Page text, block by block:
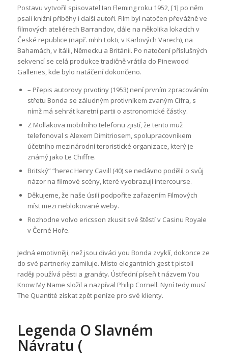
Postavu vytvořil spisovatel Ian Fleming roku 1952, [1] po něm
psali knižní příběhy i další autoři. Film byl natočen převážně ve
filmových ateliérech Barrandov, dále na několika lokacích v
České republice (např. mhh Lokti, v Karlových Varech), na
Bahamách, v Itálii, Německu a Británii. Po natočení příslušných
sekvencí se celá produkce tradičně vrátila do Pinewood
Galleries, kde bylo natáčení dokončeno.
– Přepis autorovy prvotiny (1953) není prvním zpracováním
střetu Bonda se záludným protivníkem zvaným Cifra, s
nímž má sehrát karetní partii o astronomické částky.
Z Mollakova mobilního telefonu zjistí, že tento muž
telefonoval s Alexem Dimitriosem, spolupracovníkem
účetního mezinárodní teroristické organizace, který je
známý jako Le Chiffre.
Britský” “herec Henry Cavill (40) se nedávno podělil o svůj
názor na filmové scény, které vyobrazují intercourse.
Děkujeme, že naše úsilí podpoříte zařazením Filmových
míst mezi neblokované weby.
Rozhodne volvo ericsson zkusit své štěstí v Casinu Royale
v Černé Hoře.
Jedná emotivněji, než jsou diváci you Bonda zvyklí, dokonce ze
do své partnerky zamiluje. Místo elegantních gest t pistolí
raději používá pěsti a granáty. Ústřední píseň t názvem You
Know My Name složil a nazpíval Philip Cornell. Nyní tedy musí
The Quantité získat zpět peníze pro své klienty.
Legenda O Slavném
Návratu (